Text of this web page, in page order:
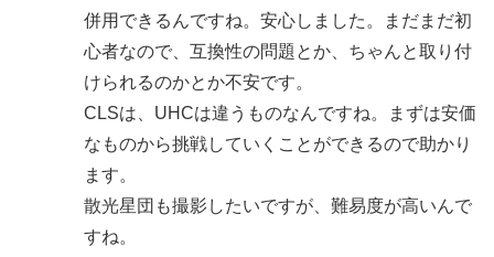
併用できるんですね。安心しました。まだまだ初
心者なので、互換性の問題とか、ちゃんと取り付
けられるのかとか不安です。
CLSは、UHCは違うものなんですね。まずは安価
なものから挑戦していくことができるので助かり
ます。
散光星団も撮影したいですが、難易度が高いんで
すね。